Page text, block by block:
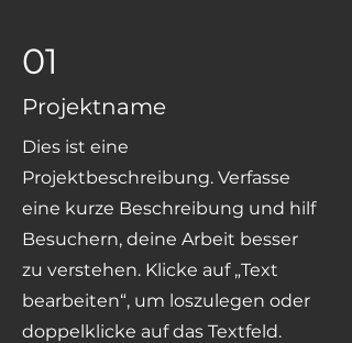
01
Projektname
Dies ist eine
Projektbeschreibung. Verfasse
eine kurze Beschreibung und hilf
Besuchern, deine Arbeit besser
zu verstehen. Klicke auf „Text
bearbeiten“, um loszulegen oder
doppelklicke auf das Textfeld.